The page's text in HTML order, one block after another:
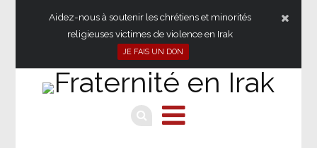
Aidez-nous à soutenir les chrétiens et minorités
religieuses victimes de violence en Irak
JE FAIS UN DON